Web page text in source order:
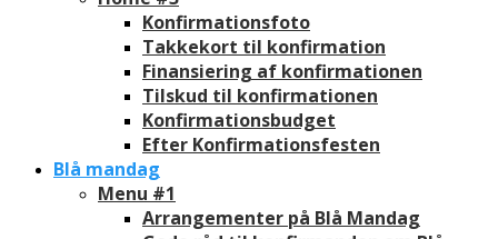
Konfirmationsfoto
Takkekort til konfirmation
Finansiering af konfirmationen
Tilskud til konfirmationen
Konfirmationsbudget
Efter Konfirmationsfesten
Blå mandag
Menu #1
Arrangementer på Blå Mandag